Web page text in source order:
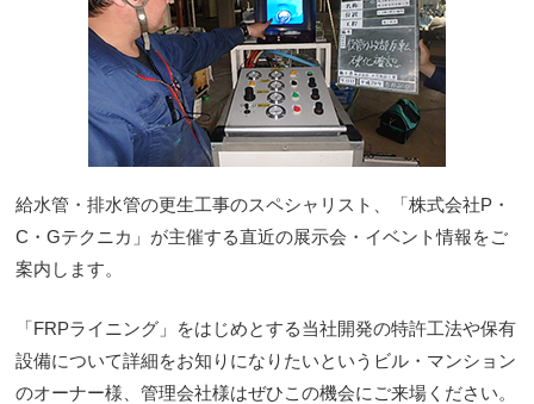
給水管・排水管の更生工事のスペシャリスト、「株式会社P・
C・Gテクニカ」が主催する直近の展示会・イベント情報をご
案内します。
「FRPライニング」をはじめとする当社開発の特許工法や保有
設備について詳細をお知りになりたいというビル・マンション
のオーナー様、管理会社様はぜひこの機会にご来場ください。